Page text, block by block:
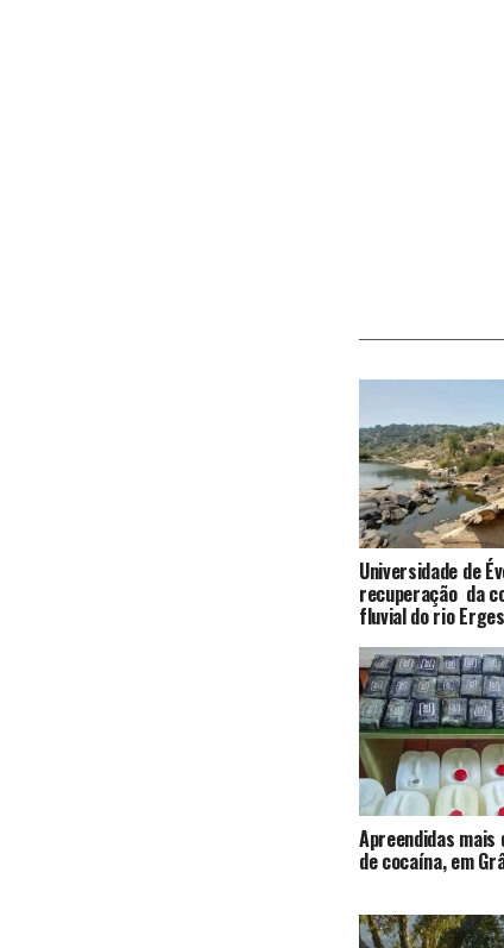
Universidade de
recuperação da
fluvial do rio Erges
Apreendidas mais
de cocaína, em